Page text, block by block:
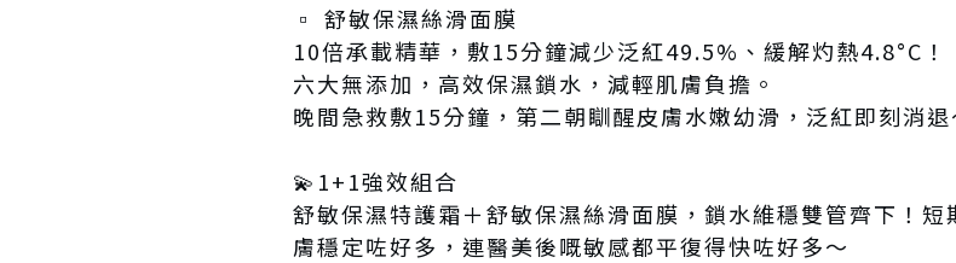
▫️ 舒敏保濕絲滑面膜
10倍承載精華，敷15分鐘減少泛紅49.5%、緩解灼熱4.8°C！
六大無添加，高效保濕鎖水，減輕肌膚負擔。
晚間急救敷15分鐘，第二朝瞓醒皮膚水嫩幼滑，泛紅即刻消退
💫1+1強效組合
舒敏保濕特護霜＋舒敏保濕絲滑面膜，鎖水維穩雙管齊下！
膚穩定咗好多，連醫美後嘅敏感都平復得快咗好多～